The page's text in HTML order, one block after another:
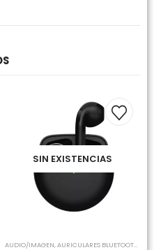
MANOS LIBRES 3.5MM
SIN EXISTENCIAS
AUDIO/IMAGEN,AURICULARES BLUETOOTH